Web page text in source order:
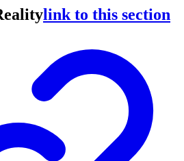
link to this section